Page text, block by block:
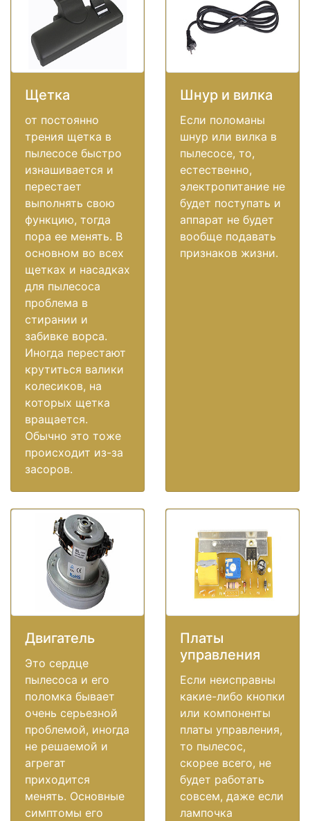
Щетка
от постоянно
трения щетка в
пылесосе быстро
изнашивается и
перестает
выполнять свою
функцию, тогда
пора ее менять. В
основном во всех
щетках и насадках
для пылесоса
проблема в
стирании и
забивке ворса.
Иногда перестают
крутиться валики
колесиков, на
которых щетка
вращается.
Обычно это тоже
происходит из-за
засоров.
Шнур и вилка
Если поломаны
шнур или вилка в
пылесосе, то,
естественно,
электропитание не
будет поступать и
аппарат не будет
вообще подавать
признаков жизни.
Двигатель
Это сердце
пылесоса и его
поломка бывает
очень серьезной
проблемой, иногда
не решаемой и
агрегат
приходится
менять. Основные
симптомы его
Платы
управления
Если неисправны
какие-либо кнопки
или компоненты
платы управления,
то пылесос,
скорее всего, не
будет работать
совсем, даже если
лампочка